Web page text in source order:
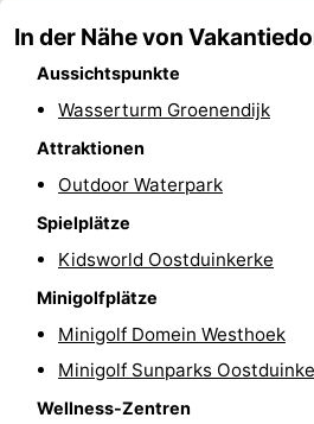
Indoor-
Spielplätze
Minigolfplätze
Wellness-
Städte
Natur
Sport
Schwimmbader
In der Nähe von
Aussichtspunkte
Wasserturm Groenendijk
Attraktionen
Outdoor Waterpark
Spielplätze
Kidsworld Oostduinkerke
Minigolfplätze
Minigolf Domein Westhoek
Minigolf Sunparks
Wellness-Zentren